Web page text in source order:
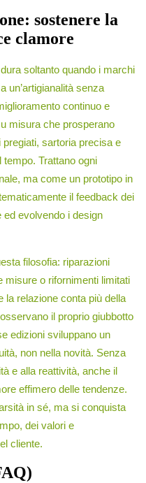
sostenere la
clamore
soltanto quando i marchi
un’artigianalità senza
continuo e
misura che prosperano
sartoria precisa e
Trattano ogni
ma come un prototipo in
il feedback dei
ed evolvendo i design
filosofia: riparazioni
misure o rifornimenti limitati
la relazione conta più della
il proprio giubbotto
edizioni sviluppano un
non nella novità. Senza
e alla reattività, anche il
effimero delle tendenze.
in sé, ma si conquista
dei valori e
cliente.